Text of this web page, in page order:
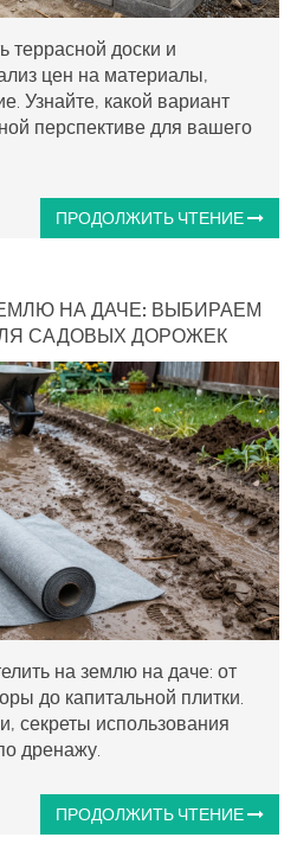
террасной доски и
цен на материалы,
Узнайте, какой вариант
перспективе для вашего
ПРОДОЛЖИТЬ ЧТЕНИЕ
НА ДАЧЕ: ВЫБИРАЕМ
САДОВЫХ ДОРОЖЕК
на землю на даче: от
до капитальной плитки.
секреты использования
дренажу.
ПРОДОЛЖИТЬ ЧТЕНИЕ